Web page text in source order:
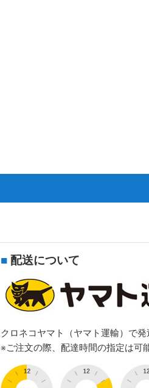
■ 配送について
クロネコヤマト（ヤマト運輸）で発
※ご注文の際、配達時間の指定は可